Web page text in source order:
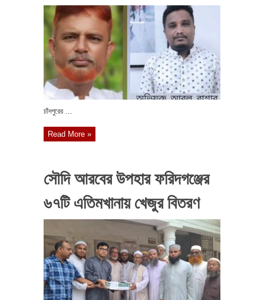
চাঁদপুরের ...
Read More »
সৌদি আরবের উপহার ফরিদগঞ্জের
৬৭টি এতিমখানায় খেজুর বিতরণ